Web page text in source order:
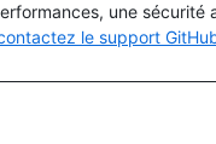
une sécurité
le support